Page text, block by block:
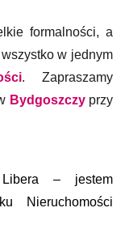
formalności, a
w jednym
. Zapraszamy
Bydgoszczyprzy
– jestem
Nieruchomości